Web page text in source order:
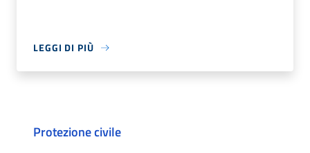
LEGGI DI PIÙ
Protezione civile